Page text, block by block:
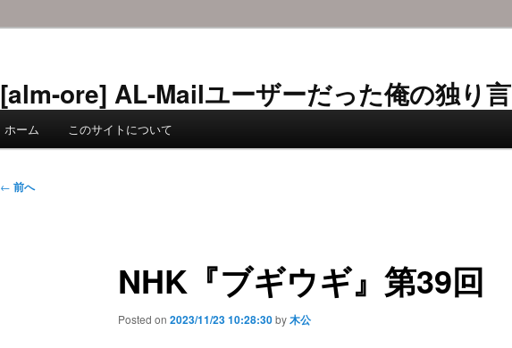
[alm-ore] AL-Mailユーザーだった俺の独り言
ホーム このサイトについて
投
← 前へ
NHK『ブギウギ』第39回
Posted on 2023/11/23 10:28:30by木公